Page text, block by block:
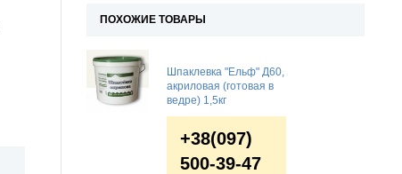
ПОХОЖИЕ ТОВАРЫ
Шпаклевка "Ельф" Д60,
акриловая (готовая в
ведре) 1,5кг
+38(097)
500-39-47